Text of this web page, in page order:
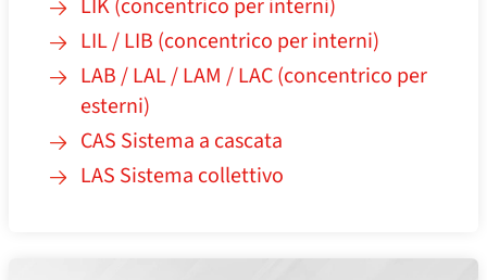
LIK (concentrico per interni)
LIL / LIB (concentrico per interni)
LAB / LAL / LAM / LAC (concentrico per
esterni)
CAS Sistema a cascata
LAS Sistema collettivo